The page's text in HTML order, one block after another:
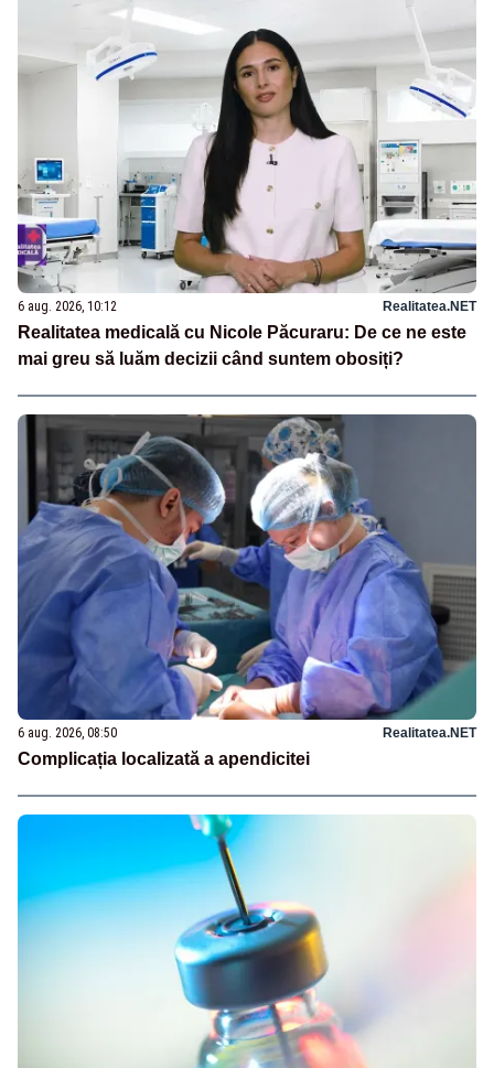
6 aug. 2026, 10:12 Realitatea.NET
Realitatea medicală cu Nicole Păcuraru: De ce ne este
mai greu să luăm decizii când suntem obosiți?
6 aug. 2026, 08:50 Realitatea.NET
Complicația localizată a apendicitei